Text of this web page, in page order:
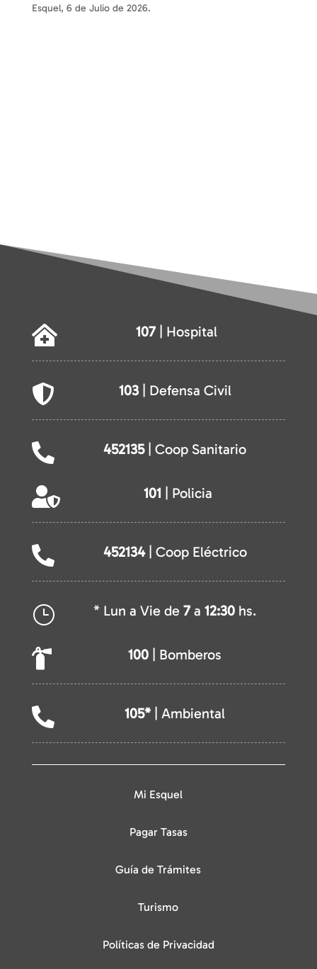
Esquel, 6 de Julio de 2026.
 107| Hospital
 103| Defensa Civil
 452135| Coop Sanitario
 101 | Policia
 452134| Coop Eléctrico
} * Lun a Vie de7 a12:30 hs.
 100 | Bomberos
 105* | Ambiental
Mi Esquel
Pagar Tasas
Guía de Trámites
Turismo
Políticas de Privacidad